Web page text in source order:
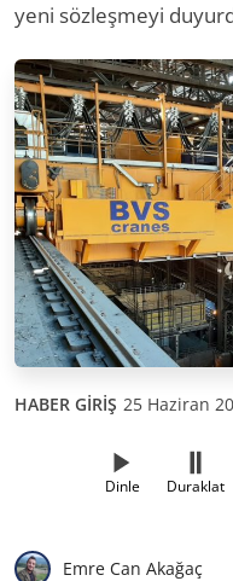
yeni sözleşmeyi
HABER GİRİŞ 25 Haziran
Dinle Duraklat
Emre Can Akağaç